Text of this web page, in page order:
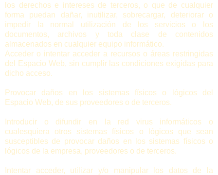
los derechos e intereses de terceros, o que de cualquier
forma puedan dañar, inutilizar, sobrecargar, deteriorar o
impedir la normal utilización de los servicios o los
documentos, archivos y toda clase de contenidos
almacenados en cualquier equipo informático.
Acceder o intentar acceder a recursos o áreas restringidas
del Espacio Web, sin cumplir las condiciones exigidas para
dicho acceso.
Provocar daños en los sistemas físicos o lógicos del
Espacio Web, de sus proveedores o de terceros.
Introducir o difundir en la red virus informáticos o
cualesquiera otros sistemas físicos o lógicos que sean
susceptibles de provocar daños en los sistemas físicos o
lógicos de la empresa, proveedores o de terceros.
Intentar acceder, utilizar y/o manipular los datos de la